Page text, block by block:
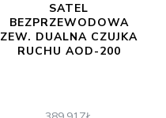
SATEL
BEZPRZEWODOWA
ZEW. DUALNA CZUJKA
RUCHU AOD-200